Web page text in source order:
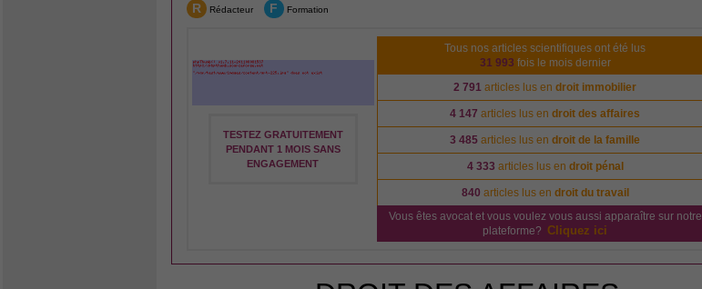
R Rédacteur F Formation
TESTEZ GRATUITEMENT
PENDANT 1 MOIS SANS
ENGAGEMENT
Tous nos articles scientifiques ont été lus
31 993 fois le mois dernier
2 791 articles lus endroit immobilier
4 147 articles lus endroit des affaires
3 485 articles lus endroit de la famille
4 333 articles lus en droit pénal
840 articles lus en droit du travail
Vous êtes avocat et vous voulez vous aussi apparaître sur notre
plateforme? Cliquez ici